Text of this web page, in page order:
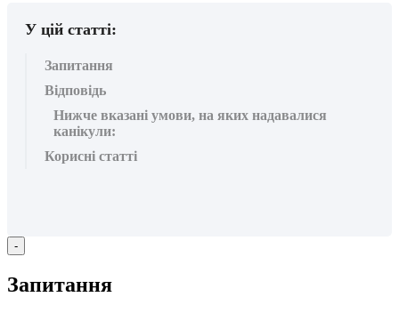
У цій статті:
Запитання
Відповідь
Нижче вказані умови, на яких надавалися
канікули:
Корисні статті
-
Запитання